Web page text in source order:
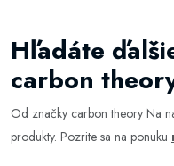
Hľadáte
carbon
Od značky carbon theory Na
produkty. Pozrite sa na ponuku